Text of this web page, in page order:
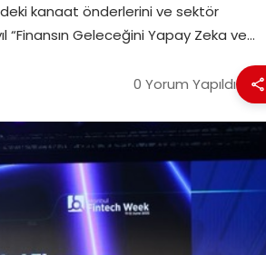
kanaat önderlerini ve sektör
“Finansın Geleceğini Yapay Zeka ve…
0 Yorum Yapıldı